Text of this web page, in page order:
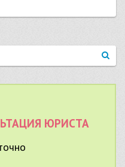
ЮРИСТА